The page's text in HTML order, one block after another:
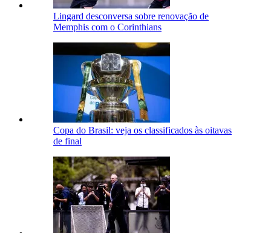
Lingard desconversa sobre renovação de
Memphis com o Corinthians
Copa do Brasil: veja os classificados às oitavas
de final